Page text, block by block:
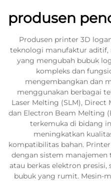
produsen
Produsen printer 3D
teknologi manufaktur aditif,
yang mengubah bubuk
kompleks dan
mengembangkan dan
menggunakan berbagai
Laser Melting (SLM), Direct
dan Electron Beam Melting
terkemuka di bidang
meningkatkan
kompatibilitas bahan.
dengan sistem
atau berkas elektron
bubuk yang rumit. Mesin-